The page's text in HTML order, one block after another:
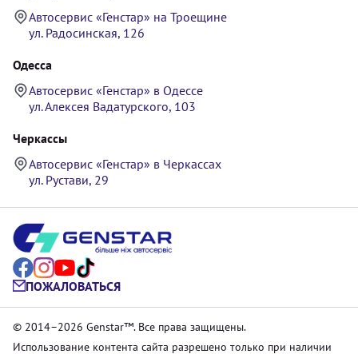
Автосервис «Генстар» на Троещине
ул. Радосинская, 126
Одесса
Автосервис «Генстар» в Одессе
ул. Алексея Вадатурского, 103
Черкассы
Автосервис «Генстар» в Черкассах
ул. Рустави, 29
ПОЖАЛОВАТЬСЯ
© 2014–2026 Genstar™. Все права защищены.
Использование контента сайта разрешено только при наличии